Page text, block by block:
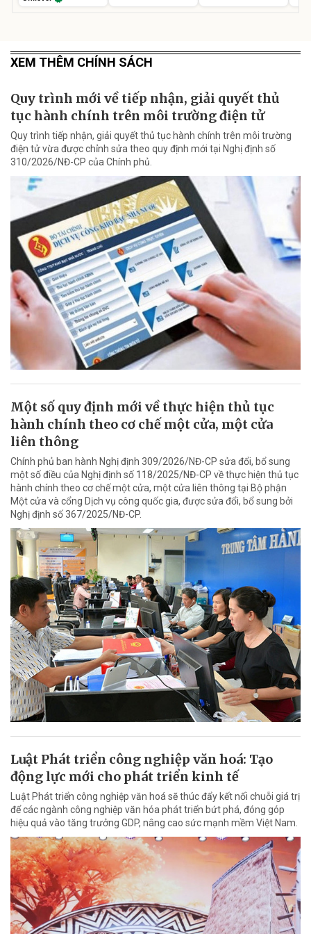
XEM THÊM CHÍNH SÁCH
Quy trình mới về tiếp nhận, giải quyết thủ
tục hành chính trên môi trường điện tử
Quy trình tiếp nhận, giải quyết thủ tục hành chính trên môi trường
điện tử vừa được chỉnh sửa theo quy định mới tại Nghị định số
310/2026/NĐ-CP của Chính phủ.
Một số quy định mới về thực hiện thủ tục
hành chính theo cơ chế một cửa, một cửa
liên thông
Chính phủ ban hành Nghị định 309/2026/NĐ-CP sửa đổi, bổ sung
một số điều của Nghị định số 118/2025/NĐ-CP về thực hiện thủ tục
hành chính theo cơ chế một cửa, một cửa liên thông tại Bộ phận
Một cửa và cổng Dịch vụ công quốc gia, được sửa đổi, bổ sung bởi
Nghị định số 367/2025/NĐ-CP.
Luật Phát triển công nghiệp văn hoá: Tạo
động lực mới cho phát triển kinh tế
Luật Phát triển công nghiệp văn hoá sẽ thúc đẩy kết nối chuỗi giá trị
để các ngành công nghiệp văn hóa phát triển bứt phá, đóng góp
hiệu quả vào tăng trưởng GDP, nâng cao sức mạnh mềm Việt Nam.